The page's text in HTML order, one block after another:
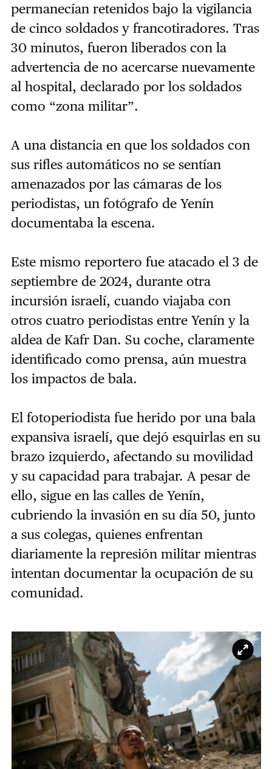
permanecían retenidos bajo la vigilancia
de cinco soldados y francotiradores. Tras
30 minutos, fueron liberados con la
advertencia de no acercarse nuevamente
al hospital, declarado por los soldados
como “zona militar”.
A una distancia en que los soldados con
sus rifles automáticos no se sentían
amenazados por las cámaras de los
periodistas, un fotógrafo de Yenín
documentaba la escena.
Este mismo reportero fue atacado el 3 de
septiembre de 2024, durante otra
incursión israelí, cuando viajaba con
otros cuatro periodistas entre Yenín y la
aldea de Kafr Dan. Su coche, claramente
identificado como prensa, aún muestra
los impactos de bala.
El fotoperiodista fue herido por una bala
expansiva israelí, que dejó esquirlas en su
brazo izquierdo, afectando su movilidad
y su capacidad para trabajar. A pesar de
ello, sigue en las calles de Yenín,
cubriendo la invasión en su día 50, junto
a sus colegas, quienes enfrentan
diariamente la represión militar mientras
intentan documentar la ocupación de su
comunidad.